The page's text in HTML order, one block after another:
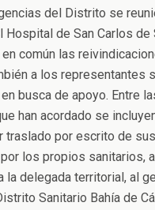
del Distrito se
Hospital de San Carlos de
común las
a los representantes
busca de apoyo. Entre
han acordado se
traslado por escrito de sus
los propios sanitarios,
la delegada territorial, al
Sanitario Bahía de